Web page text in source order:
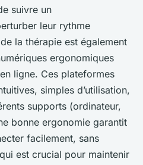
suivre un
leur rythme
la thérapie est également
ergonomiques
ligne. Ces plateformes
simples d’utilisation,
supports (ordinateur,
bonne ergonomie garantit
facilement, sans
est crucial pour maintenir